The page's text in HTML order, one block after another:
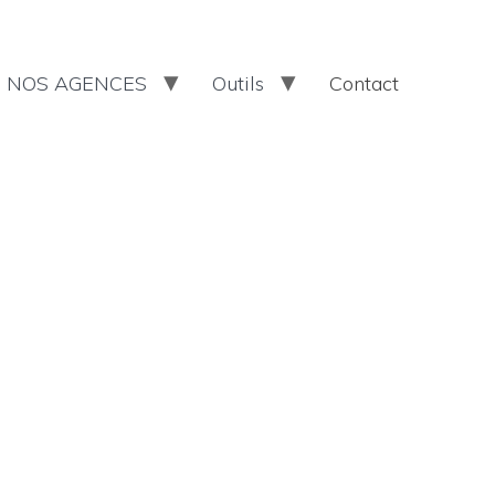
NOS AGENCES Outils Contact